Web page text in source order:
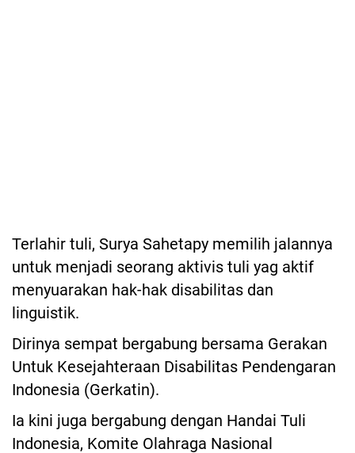
Terlahir tuli, Surya Sahetapy memilih jalannya
untuk menjadi seorang aktivis tuli yag aktif
menyuarakan hak-hak disabilitas dan
linguistik.
Dirinya sempat bergabung bersama Gerakan
Untuk Kesejahteraan Disabilitas Pendengaran
Indonesia (Gerkatin).
Ia kini juga bergabung dengan Handai Tuli
Indonesia, Komite Olahraga Nasional